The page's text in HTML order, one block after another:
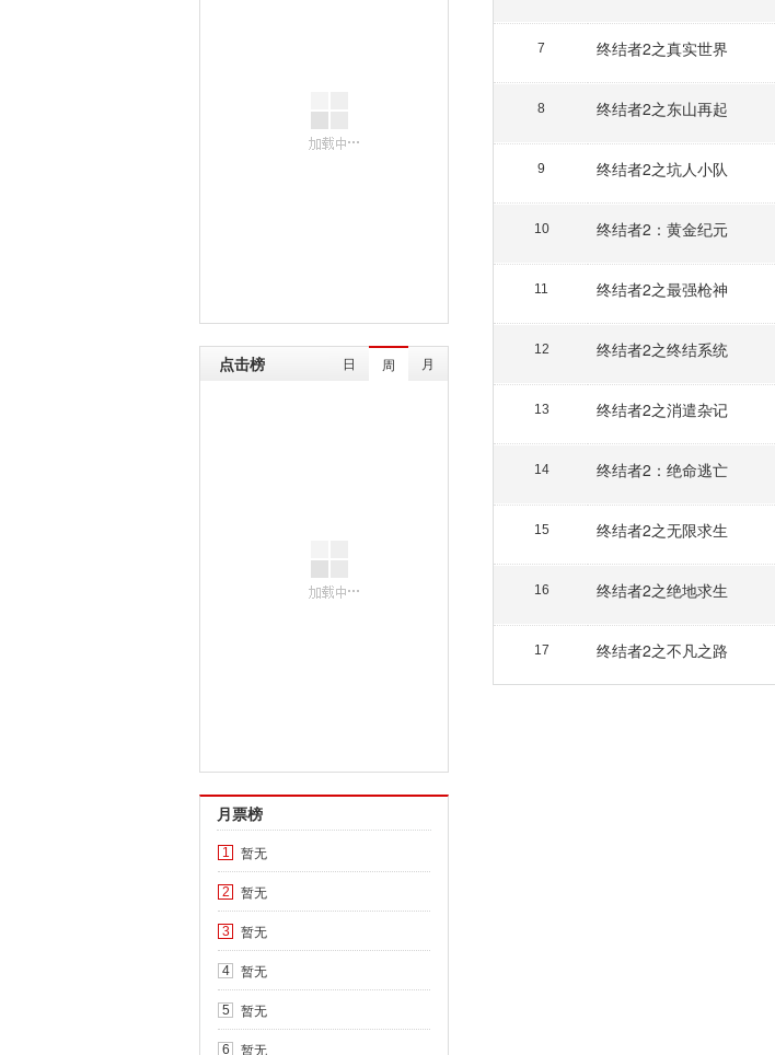
点击榜 日 周 月
月票榜
1 暂无
2 暂无
3 暂无
4 暂无
5 暂无
6 暂无
7 终结者2之真实世界
8 终结者2之东山再起
9 终结者2之坑人小队
10 终结者2：黄金纪元
11 终结者2之最强枪神
12 终结者2之终结系统
13 终结者2之消遣杂记
14 终结者2：绝命逃亡
15 终结者2之无限求生
16 终结者2之绝地求生
17 终结者2之不凡之路